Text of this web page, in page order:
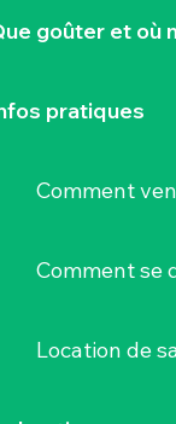
goûter et où
pratiques
Comment
Comment se
Location de
ÉTÉ